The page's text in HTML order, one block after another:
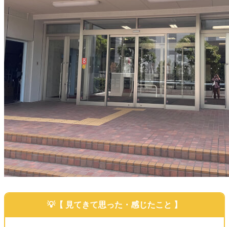
【 見てきて思った・感じたこと 】